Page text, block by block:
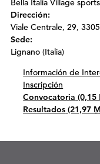
Bella Italia Village
Dirección:
Viale Centrale, 29,
Sede:
Lignano (Italia)
Información de
Inscripción
Convocatoria (0,15
Resultados (21,97